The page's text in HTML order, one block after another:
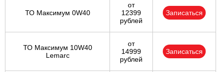
ТО Максимум 0W40
от
12399
рублей
Записаться
ТО Максимум 10W40
Lemarc
от
14999
рублей
Записаться